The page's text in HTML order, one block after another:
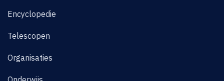
Encyclopedie
Telescopen
Organisaties